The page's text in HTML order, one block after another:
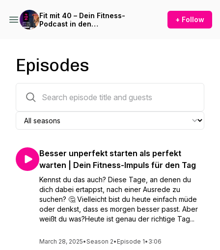
Fit mit 40 – Dein Fitness-
Podcast in den
+ Follow
Episodes
Besser unperfekt starten als perfekt
warten | Dein Fitness-Impuls für den Tag
Kennst du das auch? Diese Tage, an denen du
dich dabei ertappst, nach einer Ausrede zu
suchen? 🤔 Vielleicht bist du heute einfach müde
oder denkst, dass es morgen besser passt. Aber
weißt du was?Heute ist genau der richtige Tag...
March 28, 2025•Season 2• Episode 1• 3:06